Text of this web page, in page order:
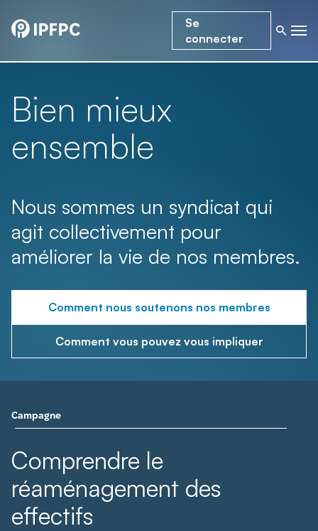
Se
connecter
Bien mieux
ensemble
Nous sommes un syndicat qui
agit collectivement pour
améliorer la vie de nos membres.
Comment nous soutenons nos membres
Comment vous pouvez vous impliquer
Campagne
Comprendre le
réaménagement des
effectifs